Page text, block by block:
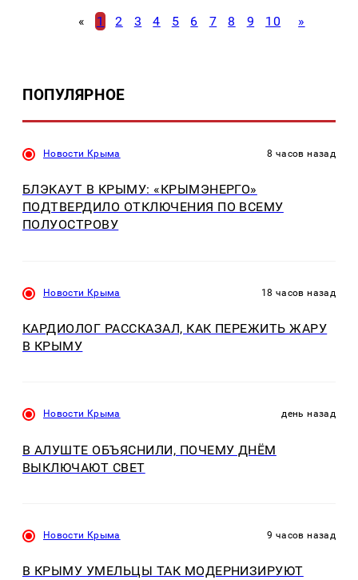
« 1 2 3 4 5 6 7 8 9 10 »
ПОПУЛЯРНОЕ
Новости Крыма 8 часов назад
БЛЭКАУТ В КРЫМУ: «КРЫМЭНЕРГО»
ПОДТВЕРДИЛО ОТКЛЮЧЕНИЯ ПО ВСЕМУ
ПОЛУОСТРОВУ
Новости Крыма 18 часов назад
КАРДИОЛОГ РАССКАЗАЛ, КАК ПЕРЕЖИТЬ ЖАРУ
В КРЫМУ
Новости Крыма день назад
В АЛУШТЕ ОБЪЯСНИЛИ, ПОЧЕМУ ДНЁМ
ВЫКЛЮЧАЮТ СВЕТ
Новости Крыма 9 часов назад
В КРЫМУ УМЕЛЬЦЫ ТАК МОДЕРНИЗИРУЮТ